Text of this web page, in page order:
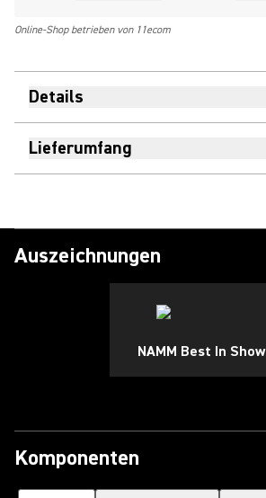
Online-Shop betrieben von 11ecom
Details
Lieferumfang
Auszeichnungen
NAMM Best In Show
Komponenten